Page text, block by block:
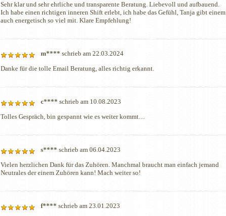
Sehr klar und sehr ehrliche und transparente Beratung. Liebevoll und aufbauend.
Ich habe einen richtigen inneren Shift erlebt, ich habe das Gefühl, Tanja gibt einem
auch energetisch so viel mit. Klare Empfehlung!
m**** schrieb am 22.03.2024
Danke für die tolle Email Beratung, alles richtig erkannt.
c**** schrieb am 10.08.2023
Tolles Gespräch, bin gespannt wie es weiter kommt…
s**** schrieb am 06.04.2023
Vielen herzlichen Dank für das Zuhören. Manchmal braucht man einfach jemand
Neutrales der einem Zuhören kann! Mach weiter so!
f**** schrieb am 23.01.2023